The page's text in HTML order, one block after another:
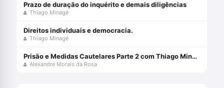
Prazo de duração do inquérito e demais diligências
Thiago Minagé
Direitos individuais e democracia.
Thiago Minagé
Prisão e Medidas Cautelares Parte 2 com Thiago Minagé e Alexandre Morais da Rosa
Alexandre Morais da Rosa